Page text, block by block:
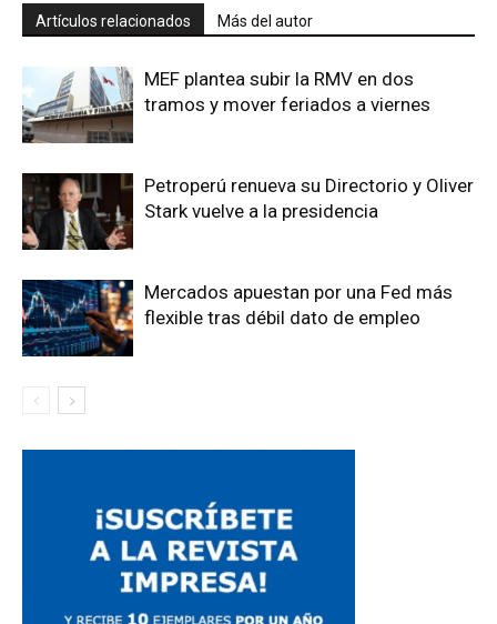
Artículos relacionados Más del autor
MEF plantea subir la RMV en dos
tramos y mover feriados a viernes
Petroperú renueva su Directorio y Oliver
Stark vuelve a la presidencia
Mercados apuestan por una Fed más
flexible tras débil dato de empleo